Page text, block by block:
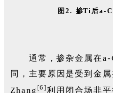
图2. 掺Ti后a-
通常，掺杂金属在
同，主要原因是受到金属
Zhang [6]利用闭合场非